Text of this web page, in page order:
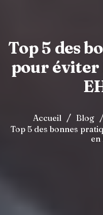
Top 5 des
pour éviter
Accueil / Blog
Top 5 des bonnes
en